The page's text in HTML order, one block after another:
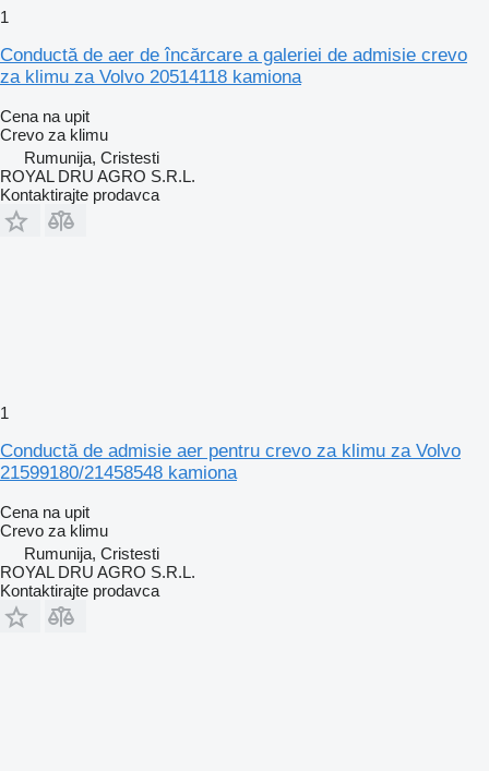
1
Conductă de aer de încărcare a galeriei de admisie crevo
za klimu za Volvo 20514118 kamiona
Cena na upit
Crevo za klimu
Rumunija, Cristesti
ROYAL DRU AGRO S.R.L.
Kontaktirajte prodavca
1
Conductă de admisie aer pentru crevo za klimu za Volvo
21599180/21458548 kamiona
Cena na upit
Crevo za klimu
Rumunija, Cristesti
ROYAL DRU AGRO S.R.L.
Kontaktirajte prodavca